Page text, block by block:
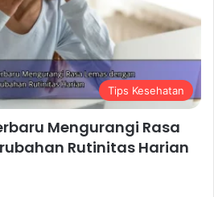
Tips Kesehatan
Mengurangi Rasa
Rutinitas Harian